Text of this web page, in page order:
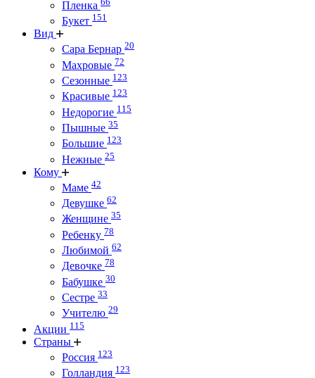
Пленка
Букет 151
Вид
Сара Бернар 20
Махровые 72
Сезонные 123
Красивые 123
Недорогие 115
Пышные 35
Большие 123
Нежные 25
Кому
Маме 42
Девушке 62
Женщине 35
Ребенку 78
Любимой 62
Девочке 78
Бабушке 30
Сестре 33
Учителю 29
Акции 115
Страны
Россия 123
Голландия 123